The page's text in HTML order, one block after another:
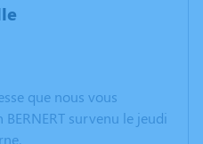
que nous vous
survenu le jeudi